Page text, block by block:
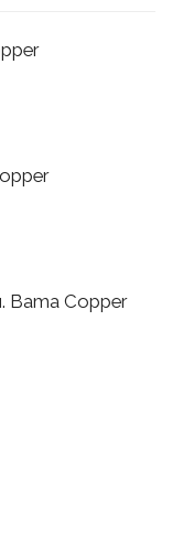
Bama Copper